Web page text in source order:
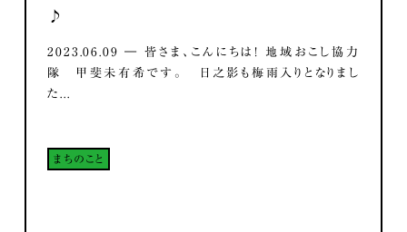
♪
2023.06.09 ― 皆さま、こんにちは！ 地域おこし協力
隊 甲斐未有希です。 日之影も梅雨入りとなりまし
た...
まちのこと